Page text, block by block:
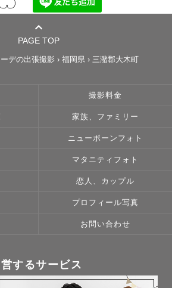
PAGE TOP
デの出張撮影 › 福岡県› 三潴郡大木町
撮影料金
家族、ファミリー
ニューボーンフォト
マタニティフォト
恋人、カップル
プロフィール写真
お問い合わせ
するサービス